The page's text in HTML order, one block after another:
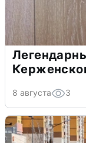
8 августа 3